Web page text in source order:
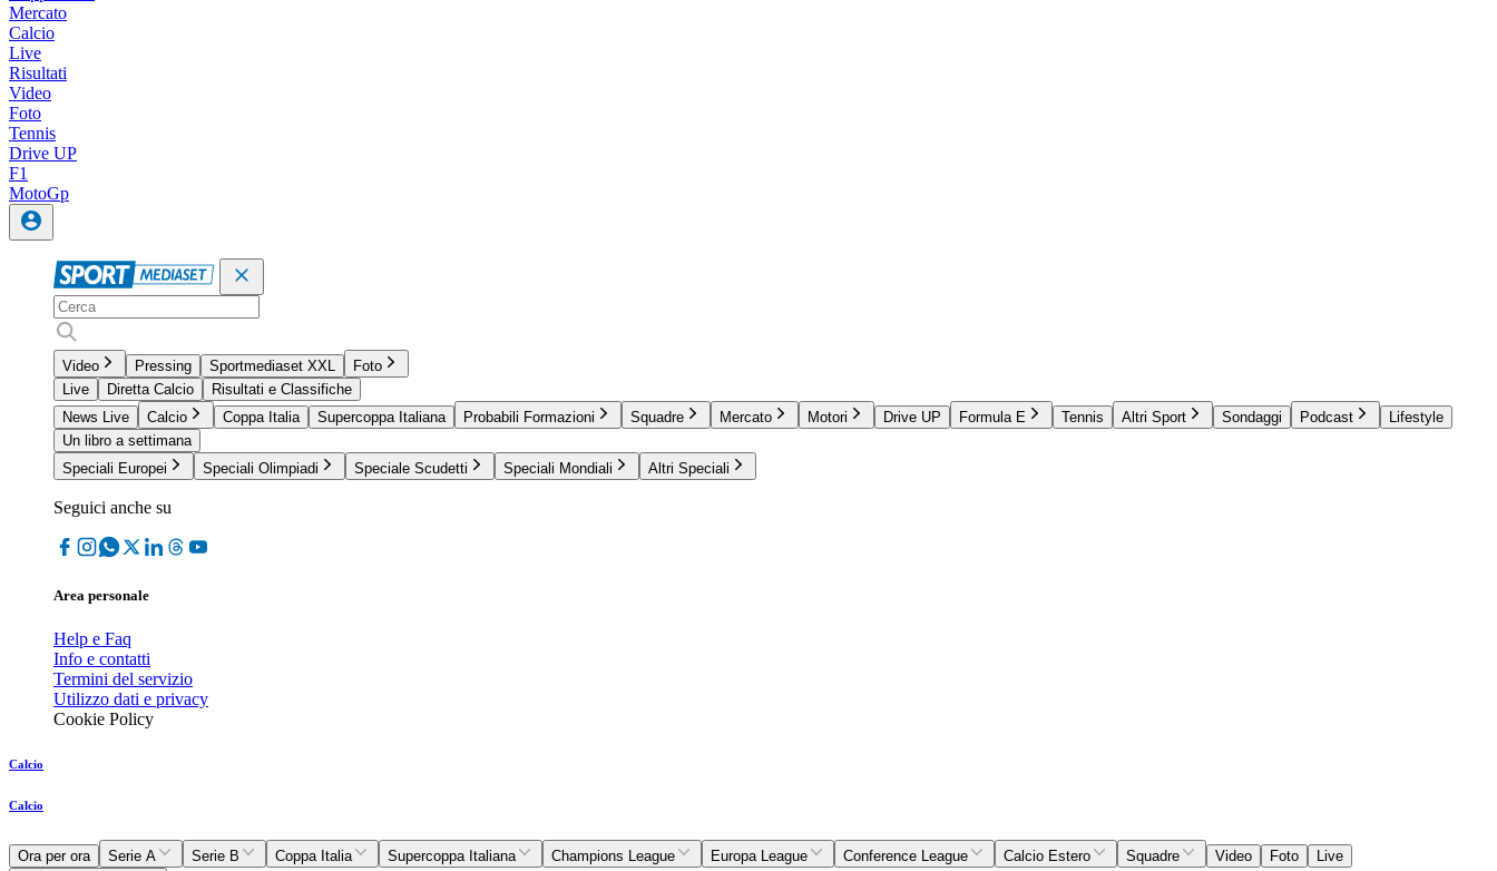
Mercato
Calcio
Live
Risultati
Video
Foto
Tennis
Drive UP
F1
MotoGp
Video Pressing Sportmediaset XXL
Foto
Live
Diretta Calcio
Risultati e Classifiche
News Live
Calcio Coppa Italia Supercoppa Italiana Probabili Formazioni Squadre Mercato Motori Drive UP Formula E Tennis Altri Sport Sondaggi Podcast
Lifestyle
Un libro a settimana
Speciali Europei
Speciali Olimpiadi Speciale Scudetti Speciali Mondiali Altri Speciali
Seguici anche su
Area personale
Help e Faq
Info e contatti
Termini del servizio
Utilizzo dati e privacy
Cookie Policy
Calcio
Calcio
Ora per ora Serie A Serie B Coppa Italia Supercoppa Italiana Champions League Europa League Conference League Calcio Estero Squadre Video Foto
Live